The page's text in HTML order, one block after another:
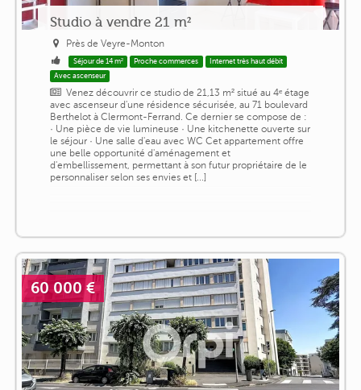
Studio à vendre 21 m²
Près de Veyre-Monton
Séjour de 14 m² Proche commerces
Internet très haut débit
Avec ascenseur
Venez découvrir ce studio de 21,13 m² situé au 4ᵉ étage
avec ascenseur d'une résidence sécurisée, au 71 boulevard
Berthelot à Clermont-Ferrand. Ce dernier se compose de :
· Une pièce de vie lumineuse · Une kitchenette ouverte sur
le séjour · Une salle d'eau avec WC Cet appartement offre
une belle opportunité d'aménagement et
d'embellissement, permettant à son futur propriétaire de le
personnaliser selon ses envies et [...]
60 000 €